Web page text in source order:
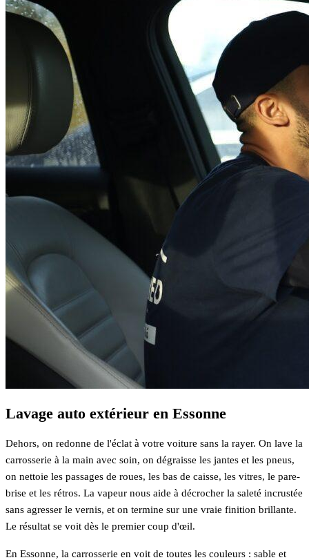
Lavage auto extérieur en Essonne
Dehors, on redonne de l'éclat à votre voiture sans la rayer. On lave la
carrosserie à la main avec soin, on dégraisse les jantes et les pneus,
on nettoie les passages de roues, les bas de caisse, les vitres, le pare-
brise et les rétros. La vapeur nous aide à décrocher la saleté incrustée
sans agresser le vernis, et on termine sur une vraie finition brillante.
Le résultat se voit dès le premier coup d'œil.
En Essonne, la carrosserie en voit de toutes les couleurs : sable et